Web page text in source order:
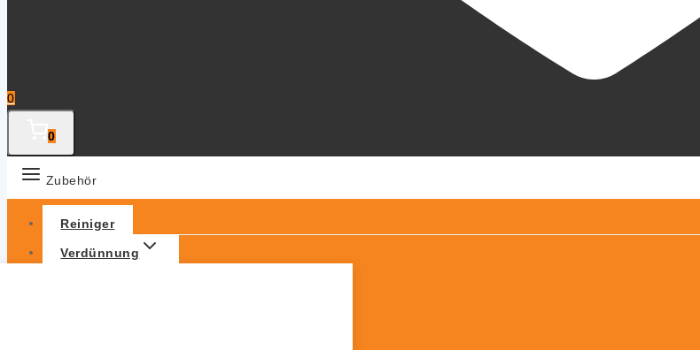
0
0
Zubehör
Reiniger
Verdünnung